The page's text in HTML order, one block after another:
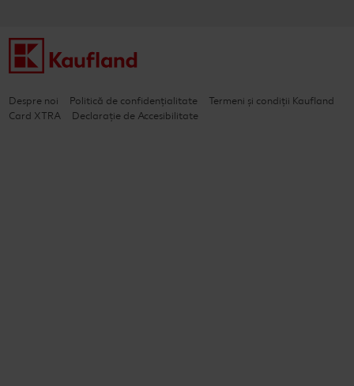
Despre noi Politică de confidențialitate
Termeni și condiții Kaufland
Card XTRA
Declarație de Accesibilitate